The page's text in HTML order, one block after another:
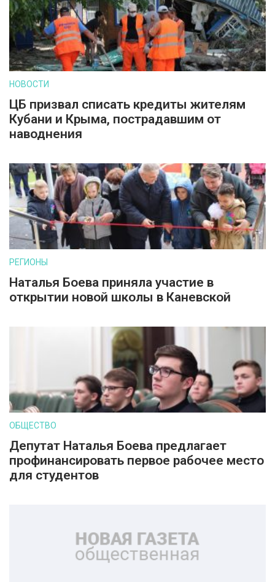
НОВОСТИ
ЦБ призвал списать кредиты жителям
Кубани и Крыма, пострадавшим от
наводнения
РЕГИОНЫ
Наталья Боева приняла участие в
открытии новой школы в Каневской
ОБЩЕСТВО
Депутат Наталья Боева предлагает
профинансировать первое рабочее место
для студентов